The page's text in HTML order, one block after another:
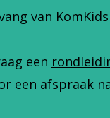
van
een
een afspraak